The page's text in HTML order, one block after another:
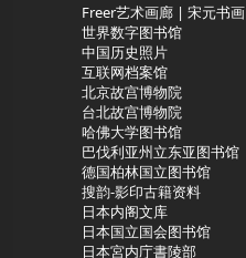
Freer艺术画廊 | 宋元书画
世界数字图书馆
中国历史照片
互联网档案馆
北京故宫博物院
台北故宫博物院
哈佛大学图书馆
巴伐利亚州立东亚图书馆
德国柏林国立图书馆
搜韵-影印古籍资料
日本内阁文库
日本国立国会图书馆
日本宮内庁書陵部